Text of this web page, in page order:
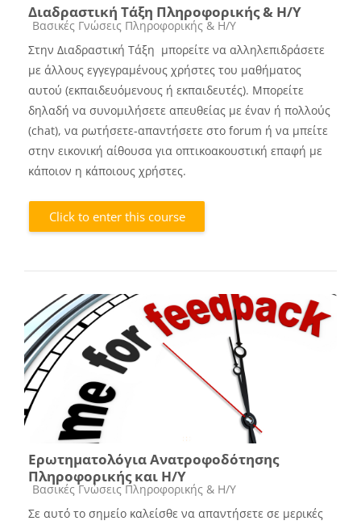
Διαδραστική Τάξη Πληροφορικής & Η/Υ
Course category
Βασικές Γνώσεις Πληροφορικής & Η/Υ
Στην Διαδραστική Τάξη μπορείτε να αλληλεπιδράσετε
με άλλους εγγεγραμένους χρήστες του μαθήματος
αυτού (εκπαιδευόμενους ή εκπαιδευτές). Μπορείτε
δηλαδή να συνομιλήσετε απευθείας με έναν ή πολλούς
(chat), να ρωτήσετε-απαντήσετε στο forum ή να μπείτε
στην εικονική αίθουσα για οπτικοακουστική επαφή με
κάποιον η κάποιους χρήστες.
Click to enter this course
Ερωτηματολόγια Ανατροφοδότησης
Πληροφορικής και Η/Υ
Course category
Βασικές Γνώσεις Πληροφορικής & Η/Υ
Σε αυτό το σημείο καλείσθε να απαντήσετε σε μερικές